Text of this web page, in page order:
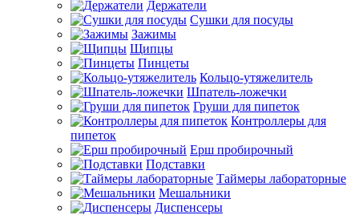
Держатели
Сушки для посуды
Зажимы
Щипцы
Пинцеты
Кольцо-утяжелитель
Шпатель-ложечки
Груши для пипеток
Контроллеры для
пипеток
Ерш пробирочный
Подставки
Таймеры лабораторные
Мешальники
Диспенсеры